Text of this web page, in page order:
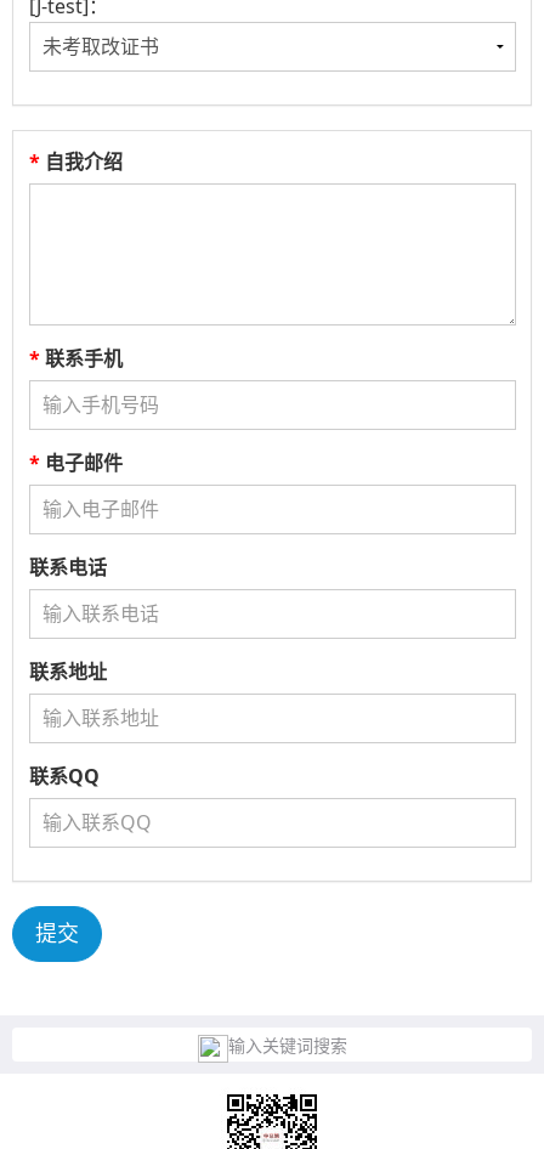
[J-test]：
*自我介绍
*联系手机
*电子邮件
联系电话
联系地址
联系QQ
提交
输入关键词搜索